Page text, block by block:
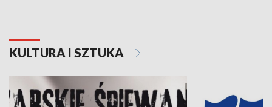
KULTURA I SZTUKA